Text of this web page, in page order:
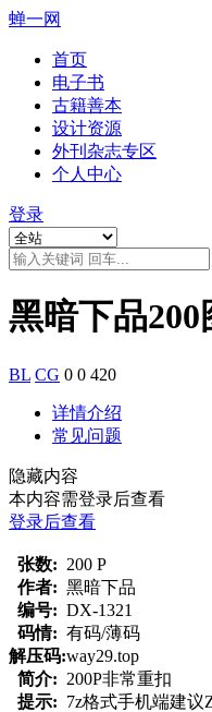
蝉一网
首页
电子书
古籍善本
设计资源
外刊杂志专区
个人中心
登录
黑暗下品
BL CG 0 0 420
详情介绍
常见问题
隐藏内容
本内容需登录后查看
登录后查看
张数: 200 P
作者: 黑暗下品
编号: DX-1321
码情: 有码/薄码
解压码:way29.top
简介: 200P非常重扣
提示: 7z格式手机端建议